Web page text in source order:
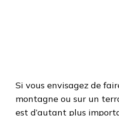
Si vous envisagez de
montagne ou sur un
est d’autant plus